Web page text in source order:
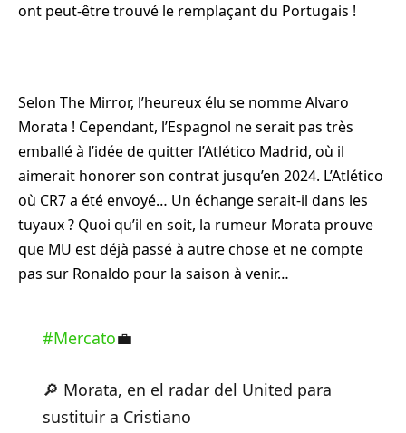
ont peut-être trouvé le remplaçant du Portugais !
Selon The Mirror, l’heureux élu se nomme Alvaro
Morata ! Cependant, l’Espagnol ne serait pas très
emballé à l’idée de quitter l’Atlético Madrid, où il
aimerait honorer son contrat jusqu’en 2024. L’Atlético
où CR7 a été envoyé… Un échange serait-il dans les
tuyaux ? Quoi qu’il en soit, la rumeur Morata prouve
que MU est déjà passé à autre chose et ne compte
pas sur Ronaldo pour la saison à venir…
#Mercato💼
🔎 Morata, en el radar del United para
sustituir a Cristiano